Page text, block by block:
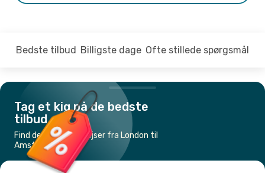
Bedste tilbud Billigste dage Ofte stillede spørgsmål
Tag et kig på de bedste
tilbud
Find de billigste flyrejser fra London til
Amsterdam